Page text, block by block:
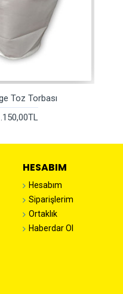
Toz Torbası
HESABIM
Hesabım
Siparişlerim
Ortaklık
Haberdar Ol